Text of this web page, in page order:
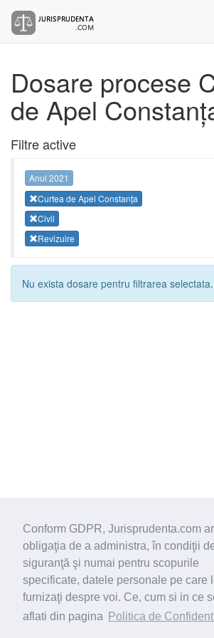
Conform GDPR, Jurisprudenta.com
obligaţia de a administra, în condiţii
siguranţă şi numai pentru scopurile
specificate, datele personale pe care
furnizaţi despre voi. Ce, cum si in ce
aflati din pagina
Politica de
Dosare procese
de Apel
Filtre active
Anul 2021
Curtea de Apel Constanța
Civil
Revizuire
Nu exista dosare pentru filtrarea selectata.